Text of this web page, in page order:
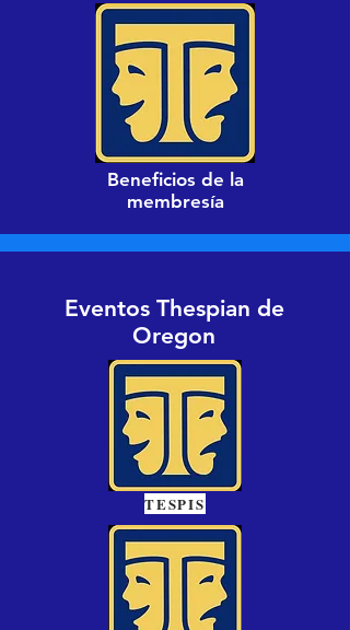
Beneficios de la
membresía
Eventos Thespian de
Oregon
TESPIS